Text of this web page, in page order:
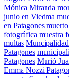
Mónica Miranda
junio en Viedma
en Patagones
fotográfica muestra
multas
Patagones
Patagones Murió
Emma Nozzi